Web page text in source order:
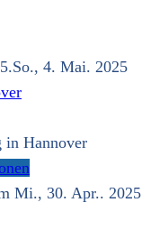
4. Mai. 2025
in Hannover
Mi., 30. Apr.. 2025